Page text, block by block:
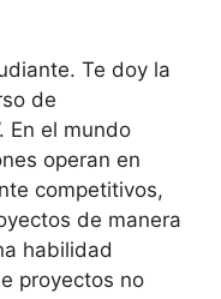
Te doy la
de
En el mundo
operan en
competitivos,
de manera
habilidad
proyectos no